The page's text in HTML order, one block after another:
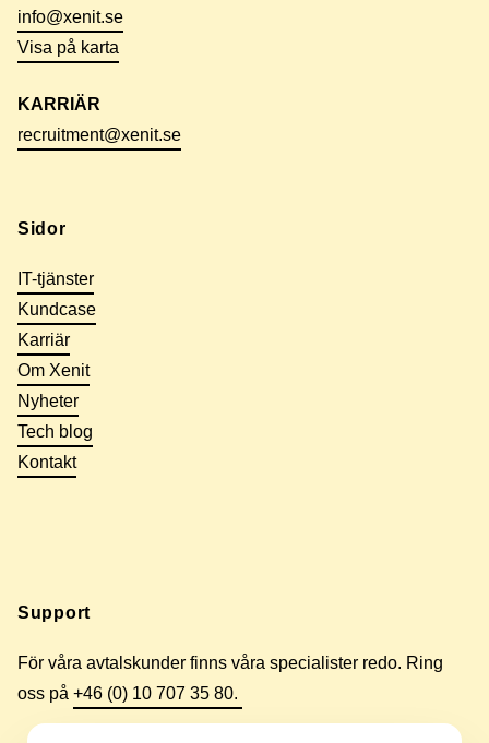
info@xenit.se
Visa på karta
KARRIÄR
recruitment@xenit.se
Sidor
IT-tjänster
Kundcase
Karriär
Om Xenit
Nyheter
Tech blog
Kontakt
Support
För våra avtalskunder finns våra specialister redo. Ring
oss på +46 (0) 10 707 35 80.